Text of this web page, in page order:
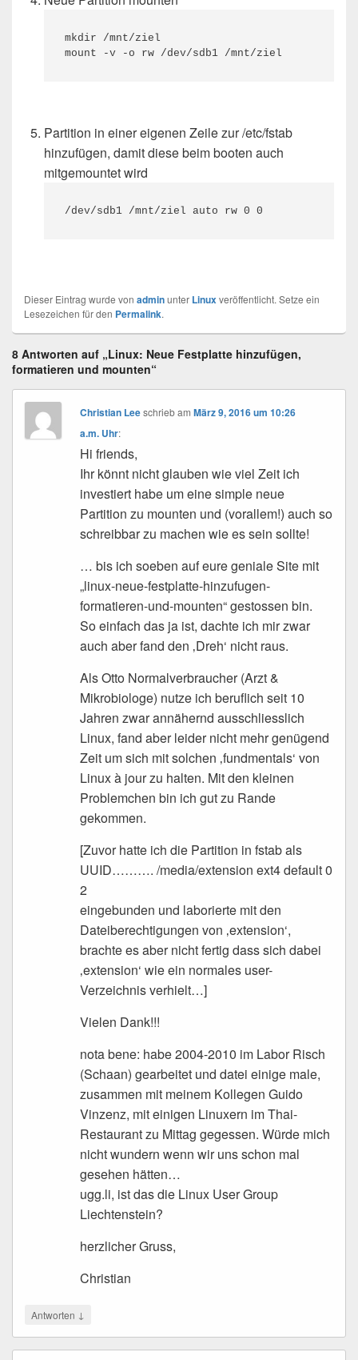
mkdir /mnt/ziel
mount -v -o rw /dev/sdb1 /mnt/ziel
Partition in einer eigenen Zeile zur /etc/fstab
hinzufügen, damit diese beim booten auch
mitgemountet wird
/dev/sdb1 /mnt/ziel auto rw 0 0
Dieser Eintrag wurde von adminunter Linuxveröffentlicht. Setze ein
Lesezeichen für den Permalink.
8 Antworten auf „Linux: Neue Festplatte hinzufügen,
formatieren und mounten“
Christian Lee schriebamMärz 9, 2016 um 10:26
a.m. Uhr:
Hi friends,
Ihr könnt nicht glauben wie viel Zeit ich
investiert habe um eine simple neue
Partition zu mounten und (vorallem!) auch so
schreibbar zu machen wie es sein sollte!
… bis ich soeben auf eure geniale Site mit
„linux-neue-festplatte-hinzufugen-
formatieren-und-mounten“ gestossen bin.
So einfach das ja ist, dachte ich mir zwar
auch aber fand den ‚Dreh‘ nicht raus.
Als Otto Normalverbraucher (Arzt &
Mikrobiologe) nutze ich beruflich seit 10
Jahren zwar annähernd ausschliesslich
Linux, fand aber leider nicht mehr genügend
Zeit um sich mit solchen ‚fundmentals‘ von
Linux à jour zu halten. Mit den kleinen
Problemchen bin ich gut zu Rande
gekommen.
[Zuvor hatte ich die Partition in fstab als
UUID………. /media/extension ext4 default 0
2
eingebunden und laborierte mit den
Dateiberechtigungen von ‚extension‘,
brachte es aber nicht fertig dass sich dabei
‚extension‘ wie ein normales user-
Verzeichnis verhielt…]
Vielen Dank!!!
nota bene: habe 2004-2010 im Labor Risch
(Schaan) gearbeitet und datei einige male,
zusammen mit meinem Kollegen Guido
Vinzenz, mit einigen Linuxern im Thai-
Restaurant zu Mittag gegessen. Würde mich
nicht wundern wenn wir uns schon mal
gesehen hätten…
ugg.li, ist das die Linux User Group
Liechtenstein?
herzlicher Gruss,
Christian
Antworten ↓